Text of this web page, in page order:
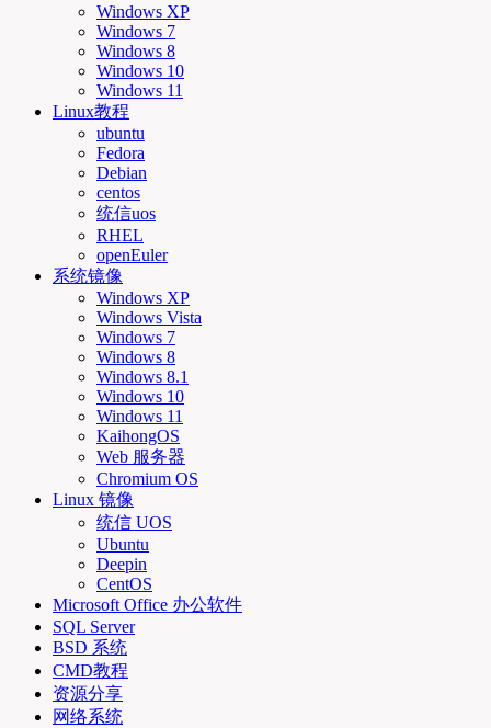
Windows XP
Windows 7
Windows 8
Windows 10
Windows 11
Linux教程
ubuntu
Fedora
Debian
centos
统信uos
RHEL
openEuler
系统镜像
Windows XP
Windows Vista
Windows 7
Windows 8
Windows 8.1
Windows 10
Windows 11
KaihongOS
Web 服务器
Chromium OS
Linux 镜像
统信 UOS
Ubuntu
Deepin
CentOS
Microsoft Office 办公软件
SQL Server
BSD 系统
CMD教程
资源分享
网络系统